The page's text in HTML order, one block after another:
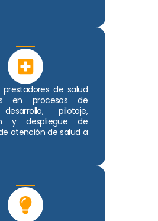
de salud
en procesos de
pilotaje,
y despliegue de
atención de salud a